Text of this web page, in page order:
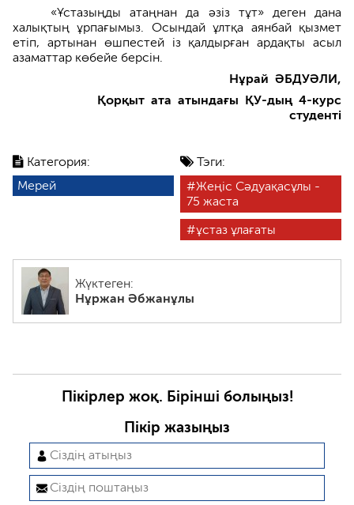
Категория:
Мерей
Тэги:
Жеңіс Сәдуақасұлы -
75 жаста
ұстаз ұлағаты
Жүктеген:
Нұржан Әбжанұлы
«Ұстазыңды атаңнан да әзіз тұт» деген дана
халықтың ұрпағымыз. Осындай ұлтқа аянбай қызмет
етіп, артынан өшпестей із қалдырған ардақты асыл
азаматтар көбейе берсін.
Нұрай ӘБДУӘЛИ,
Қорқыт ата атындағы ҚУ-дың 4-курс
студенті
Пікірлер жоқ. Бірінші болыңыз!
Пікір жазыңыз